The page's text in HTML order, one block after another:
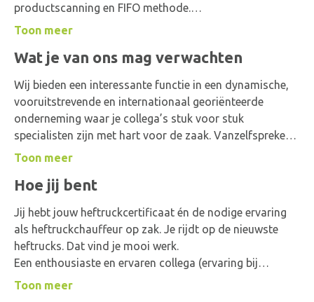
productscanning en FIFO methode.
Het laden en lossen van opleggers, alsmede het
opleggers.
en verpakkingsmaterialen ten behoeve van de productie.
Draagt zorg voor het verzend gereed maken van
afleveringsopdrachten aan de hand van orderpick lijsten
/ handscanners.
Je werkt in 5-ploegendiensten: 06.00 – 14.00, 14.00 –
22.00, 22.00 – 06.00. Tussendoor heb je 4 vrije dagen om
weer even lekker bij te tanken.
Toon meer
Wat je van ons mag verwachten
Wij bieden een interessante functie in een dynamische,
vooruitstrevende en internationaal georiënteerde
onderneming waar je collega’s stuk voor stuk
specialisten zijn met hart voor de zaak. Vanzelfsprekend
horen daarbij uitstekende primaire en secundaire
functie passend salaris.
Toon meer
Hoe jij bent
Jij hebt jouw heftruckcertificaat én de nodige ervaring
als heftruckchauffeur op zak. Je rijdt op de nieuwste
heftrucks. Dat vind je mooi werk.
Een enthousiaste en ervaren collega (ervaring bij
voorkeur opgedaan in de foodsector), die beschikt over
Toon meer